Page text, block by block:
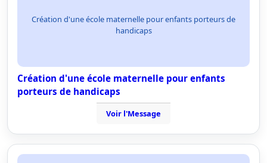
Création d'une école maternelle pour enfants porteurs de
handicaps
Création d'une école maternelle pour enfants
porteurs de handicaps
Voir l'Message